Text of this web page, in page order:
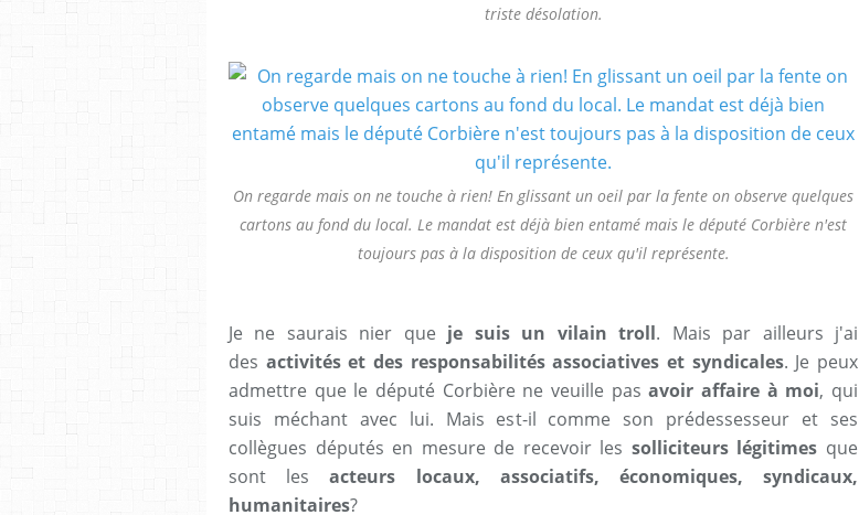
triste désolation.
On regarde mais on ne touche à rien! En glissant un oeil par la fente on observe quelques
cartons au fond du local. Le mandat est déjà bien entamé mais le député Corbière n'est
toujours pas à la disposition de ceux qu'il représente.
Je ne saurais nier que je suis un vilain troll. Mais par ailleurs j'ai
des activités et des responsabilités associatives et syndicales. Je peux
admettre que le député Corbière ne veuille pasavoir affaire à moi, qui
suis méchant avec lui. Mais est-il comme son prédessesseur et ses
collègues députés en mesure de recevoir les solliciteurs légitimes que
sont lesacteurs locaux, associatifs, économiques, syndicaux,
humanitaires?